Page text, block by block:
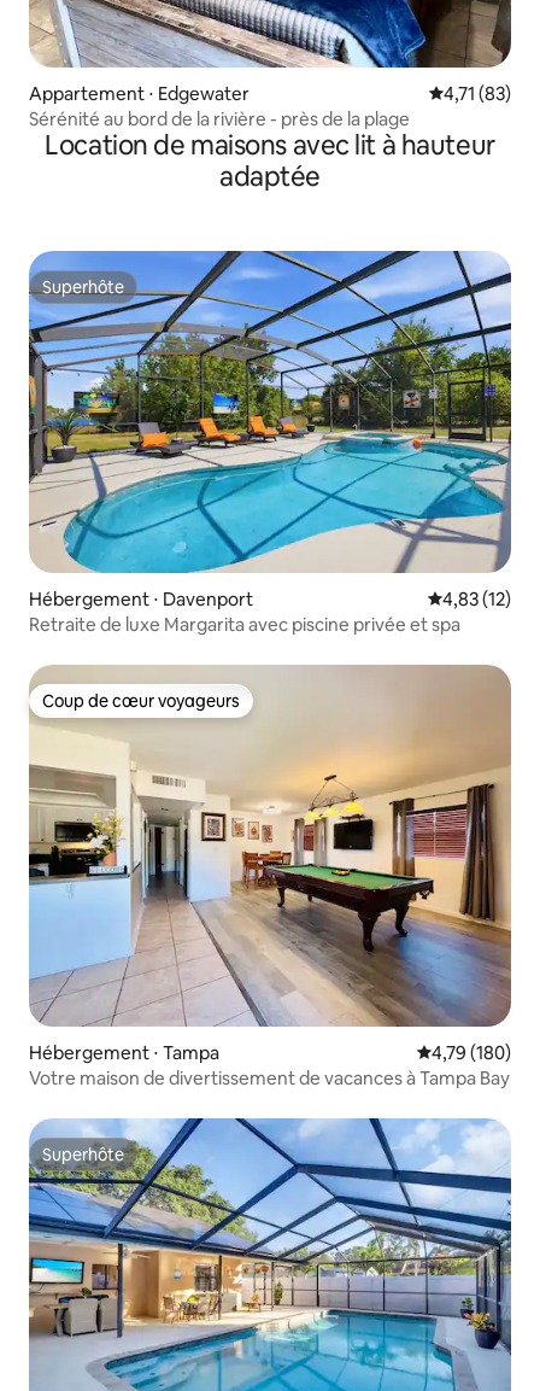
Appartement ⋅ Edgewater Évaluation
4,71 (83)
Sérénité au bord de la rivière - près de la plage
Location de maisons avec lit à hauteur
adaptée
Superhôte
Superhôte
Hébergement ⋅ Davenport Évaluation
4,83 (12)
Retraite de luxe Margarita avec piscine privée et spa
Coup de cœur voyageurs
Coup de cœur voyageurs
Hébergement ⋅ Tampa Évaluation
4,79 (180)
Votre maison de divertissement de vacances à Tampa Bay
Superhôte
Superhôte